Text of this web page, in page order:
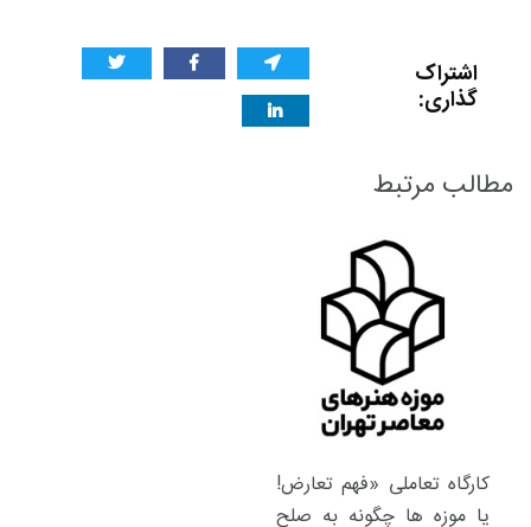
اشتراک
گذاری:
مطالب مرتبط
کارگاه تعاملی «فهم تعارض!
یا موزه ها چگونه به صلح